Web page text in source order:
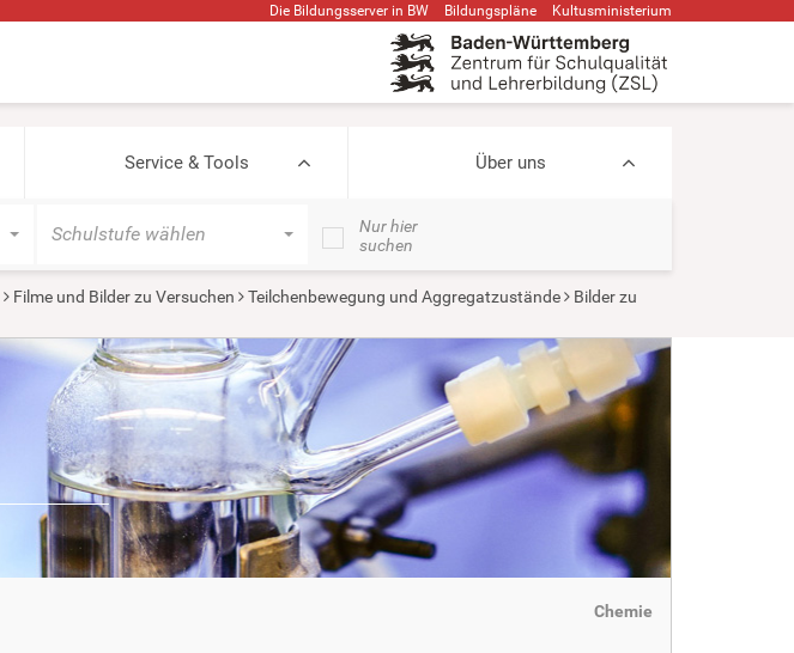
Die Bildungsserver in BW Bildungspläne Kultusministerium
Service & Tools Über uns
Schulstufe wählen
Nur hier
suchen
Filme und Bilder zu Versuchen Teilchenbewegung und Aggregatzustände
Bilder zu
Chemie